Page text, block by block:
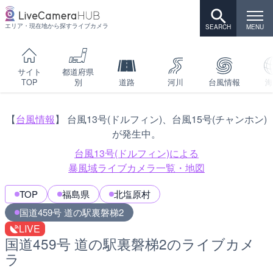
エリア・現在地から探すライブカメラ
サイト
TOP
都道府県
別
道路 河川 台風情報
【台風情報】 台風13号(ドルフィン)、台風15号(チャンホン)
が発生中。
台風13号(ドルフィン)による
暴風域ライブカメラ一覧・地図
TOP 福島県
北塩原村
国道459号 道の駅裏磐梯2
LIVE
国道459号 道の駅裏磐梯2のライブカメ
ラ